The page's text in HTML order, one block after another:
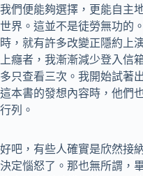
我們便能夠選擇，更能自主
世界。這並不是徒勞無功的
時，就有許多改變正隱約上
上癮者，我漸漸減少登入信
多只查看三次。我開始試著
這本書的發想內容時，他們
行列。
好吧，有些人確實是欣然接
決定惱怒了。那也無所謂，